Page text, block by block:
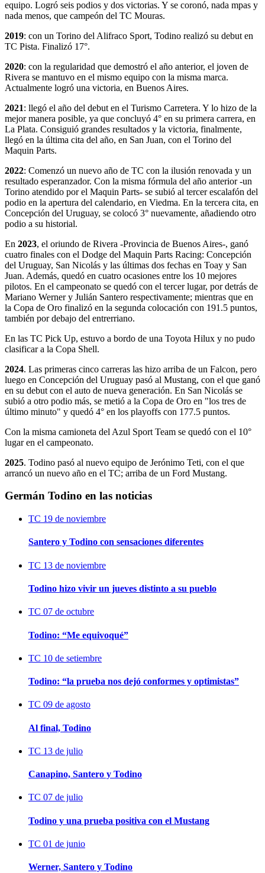
equipo. Logró seis podios y dos victorias. Y se coronó, nada mpas y
nada menos, que campeón del TC Mouras.
2019: con un Torino del Alifraco Sport, Todino realizó su debut en
TC Pista. Finalizó 17°.
2020: con la regularidad que demostró el año anterior, el joven de
Rivera se mantuvo en el mismo equipo con la misma marca.
Actualmente logró una victoria, en Buenos Aires.
2021: llegó el año del debut en el Turismo Carretera. Y lo hizo de la
mejor manera posible, ya que concluyó 4° en su primera carrera, en
La Plata. Consiguió grandes resultados y la victoria, finalmente,
llegó en la última cita del año, en San Juan, con el Torino del
Maquin Parts.
2022: Comenzó un nuevo año de TC con la ilusión renovada y un
resultado esperanzador. Con la misma fórmula del año anterior -un
Torino atendido por el Maquin Parts- se subió al tercer escalafón del
podio en la apertura del calendario, en Viedma. En la tercera cita, en
Concepción del Uruguay, se colocó 3° nuevamente, añadiendo otro
podio a su historial.
En 2023, el oriundo de Rivera -Provincia de Buenos Aires-, ganó
cuatro finales con el Dodge del Maquin Parts Racing: Concepción
del Uruguay, San Nicolás y las últimas dos fechas en Toay y San
Juan. Además, quedó en cuatro ocasiones entre los 10 mejores
pilotos. En el campeonato se quedó con el tercer lugar, por detrás de
Mariano Werner y Julián Santero respectivamente; mientras que en
la Copa de Oro finalizó en la segunda colocación con 191.5 puntos,
también por debajo del entrerriano.
En las TC Pick Up, estuvo a bordo de una Toyota Hilux y no pudo
clasificar a la Copa Shell.
2024. Las primeras cinco carreras las hizo arriba de un Falcon, pero
luego en Concepción del Uruguay pasó al Mustang, con el que ganó
en su debut con el auto de nueva generación. En San Nicolás se
subió a otro podio más, se metió a la Copa de Oro en "los tres de
último minuto" y quedó 4° en los playoffs con 177.5 puntos.
Con la misma camioneta del Azul Sport Team se quedó con el 10°
lugar en el campeonato.
2025. Todino pasó al nuevo equipo de Jerónimo Teti, con el que
arrancó un nuevo año en el TC; arriba de un Ford Mustang.
Germán Todino en las noticias
TC 19 de noviembre
Santero y Todino con sensaciones diferentes
TC 13 de noviembre
Todino hizo vivir un jueves distinto a su pueblo
TC 07 de octubre
Todino: “Me equivoqué”
TC 10 de setiembre
Todino: “la prueba nos dejó conformes y optimistas”
TC 09 de agosto
Al final, Todino
TC 13 de julio
Canapino, Santero y Todino
TC 07 de julio
Todino y una prueba positiva con el Mustang
TC 01 de junio
Werner, Santero y Todino